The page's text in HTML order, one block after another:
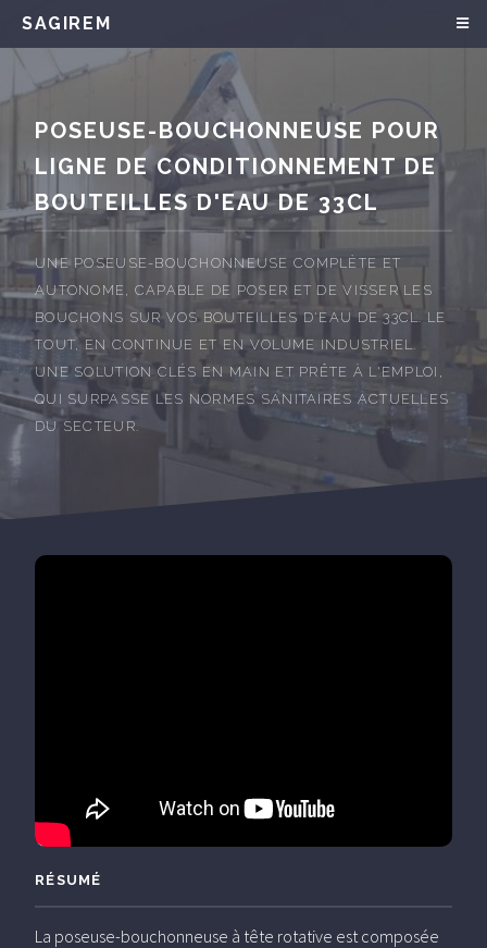
SAGIREM
POSEUSE-BOUCHONNEUSE POUR
LIGNE DE CONDITIONNEMENT DE
BOUTEILLES D'EAU DE 33CL
UNE POSEUSE-BOUCHONNEUSE COMPLÈTE ET
AUTONOME, CAPABLE DE POSER ET DE VISSER LES
BOUCHONS SUR VOS BOUTEILLES D'EAU DE 33CL. LE
TOUT, EN CONTINUE ET EN VOLUME INDUSTRIEL.
UNE SOLUTION CLÉS EN MAIN ET PRÊTE À L'EMPLOI,
QUI SURPASSE LES NORMES SANITAIRES ACTUELLES
DU SECTEUR.
RÉSUMÉ
La poseuse-bouchonneuse à tête rotative est composée